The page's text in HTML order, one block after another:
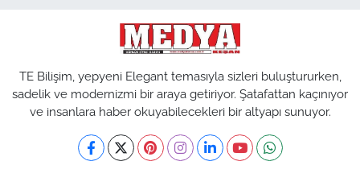
TE Bilişim, yepyeni Elegant temasıyla sizleri buluştururken,
sadelik ve modernizmi bir araya getiriyor. Şatafattan kaçınıyor
ve insanlara haber okuyabilecekleri bir altyapı sunuyor.